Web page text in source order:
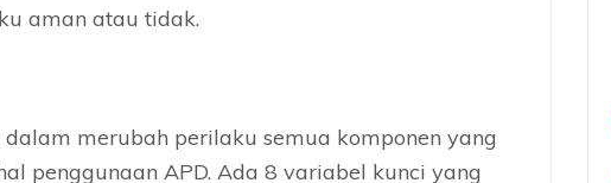
aman atau tidak.
merubah perilaku semua komponen yang
penggunaan APD. Ada 8 variabel kunci yang